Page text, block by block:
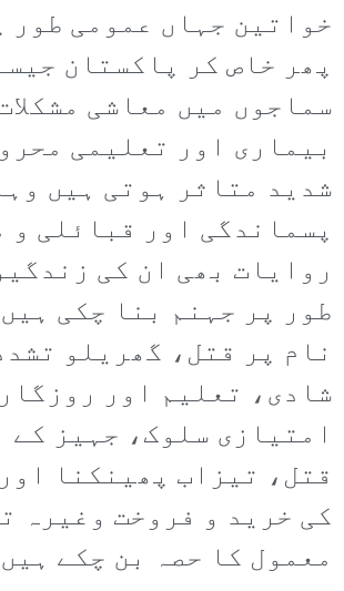
خواتین جہاں عمومی طور
پھر خاص کر پاکستان
سماجوں میں معاشی
بیماری اور تعلیمی
شدید متاثر ہوتی ہیں
پسماندگی اور قبائلی و
روایات بھی ان کی
طور پر جہنم بنا چکی
نام پر قتل، گھریلو
شادی، تعلیم اور
امتیازی سلوک، جہیز کے
قتل، تیزاب پھینکنا
کی خرید و فروخت وغیرہ
معمول کا حصہ بن چکے